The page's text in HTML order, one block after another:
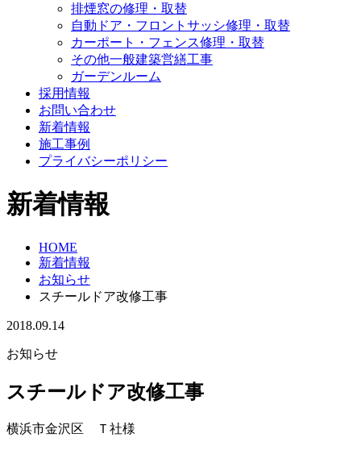
排煙窓の修理・取替
自動ドア・フロントサッシ修理・取替
カーポート・フェンス修理・取替
その他一般建築営繕工事
ガーデンルーム
採用情報
お問い合わせ
新着情報
施工事例
プライバシーポリシー
新着情報
HOME
新着情報
お知らせ
スチールドア改修工事
2018.09.14
お知らせ
スチールドア改修工事
横浜市金沢区 Ｔ社様